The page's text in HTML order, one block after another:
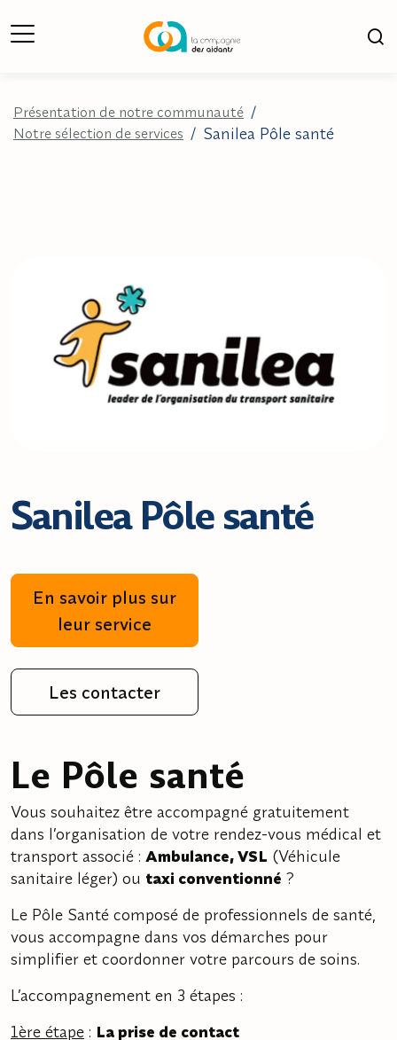
Ouverture du Menu
Présentation de notre communauté /
Notre sélection de services / Sanilea Pôle santé
Sanilea Pôle santé
En savoir plus sur
leur service
Les contacter
Le Pôle santé
Vous souhaitez être accompagné gratuitement
dans l’organisation de votre rendez-vous médical et
transport associé : Ambulance, VSL (Véhicule
sanitaire léger) ou taxi conventionné ?
Le Pôle Santé composé de professionnels de santé,
vous accompagne dans vos démarches pour
simplifier et coordonner votre parcours de soins.
L’accompagnement en 3 étapes :
1ère étape : La prise de contact